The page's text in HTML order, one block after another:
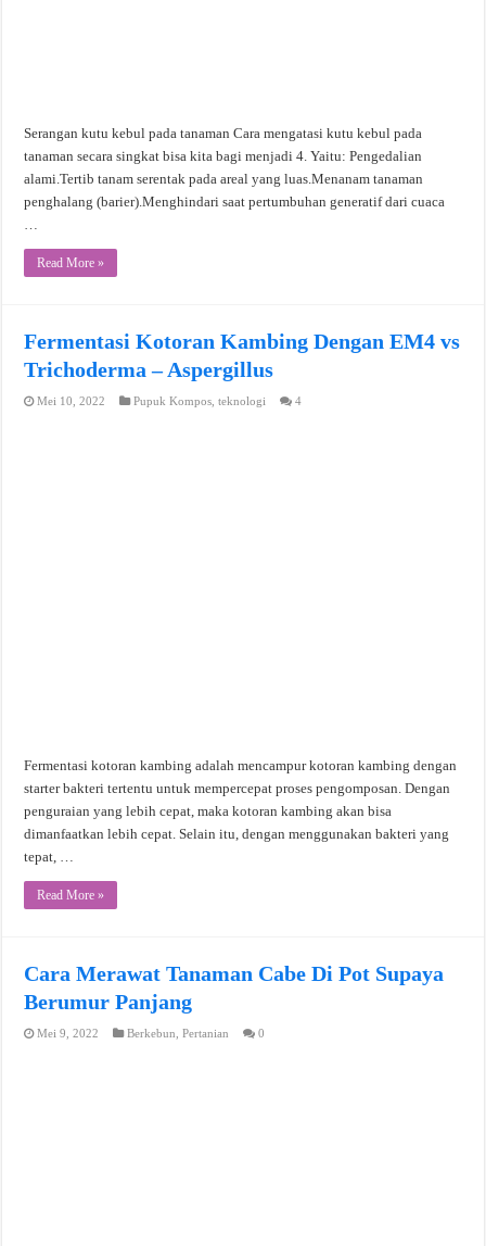
Serangan kutu kebul pada tanaman Cara mengatasi kutu kebul pada
tanaman secara singkat bisa kita bagi menjadi 4. Yaitu: Pengedalian
alami.Tertib tanam serentak pada areal yang luas.Menanam tanaman
penghalang (barier).Menghindari saat pertumbuhan generatif dari cuaca
Read More »
Fermentasi Kotoran Kambing Dengan EM4 vs
Trichoderma – Aspergillus
Mei 10, 2022 Pupuk Kompos ,teknologi 4
Fermentasi kotoran kambing adalah mencampur kotoran kambing dengan
starter bakteri tertentu untuk mempercepat proses pengomposan. Dengan
penguraian yang lebih cepat, maka kotoran kambing akan bisa
dimanfaatkan lebih cepat. Selain itu, dengan menggunakan bakteri yang
tepat, …
Read More »
Cara Merawat Tanaman Cabe Di Pot Supaya
Berumur Panjang
Mei 9, 2022 Berkebun ,Pertanian 0